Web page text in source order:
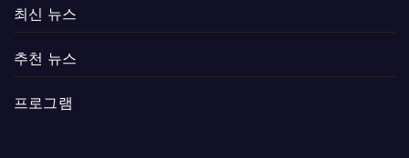
최신 뉴스
추천 뉴스
프로그램